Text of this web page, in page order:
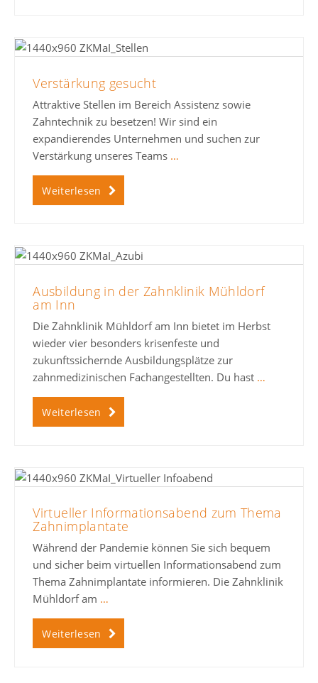
Verstärkung gesucht
Attraktive Stellen im Bereich Assistenz sowie
Zahntechnik zu besetzen! Wir sind ein
expandierendes Unternehmen und suchen zur
Verstärkung unseres Teams …
Weiterlesen
Ausbildung in der Zahnklinik Mühldorf
am Inn
Die Zahnklinik Mühldorf am Inn bietet im Herbst
wieder vier besonders krisenfeste und
zukunftssichernde Ausbildungsplätze zur
zahnmedizinischen Fachangestellten. Du hast …
Weiterlesen
Virtueller Informationsabend zum Thema
Zahnimplantate
Während der Pandemie können Sie sich bequem
und sicher beim virtuellen Informationsabend zum
Thema Zahnimplantate informieren. Die Zahnklinik
Mühldorf am …
Weiterlesen